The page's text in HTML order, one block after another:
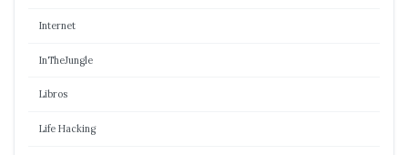
Internet
InTheJungle
Libros
Life Hacking